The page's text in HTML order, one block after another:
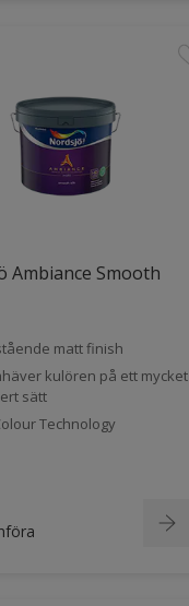
Ambiance Smooth
matt finish
kulören på ett mycket
sätt
Technology